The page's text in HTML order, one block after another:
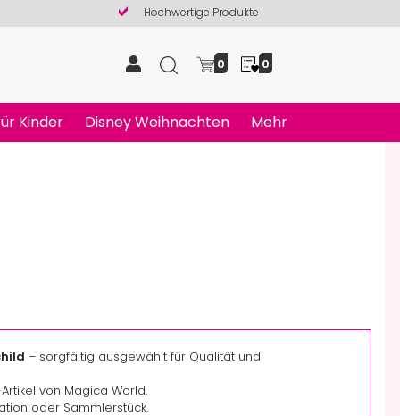
Hochwertige Produkte
0 0
Kinder Disney Weihnachten Mehr
– sorgfältig ausgewählt für Qualität und
von Magica World.
oder Sammlerstück.